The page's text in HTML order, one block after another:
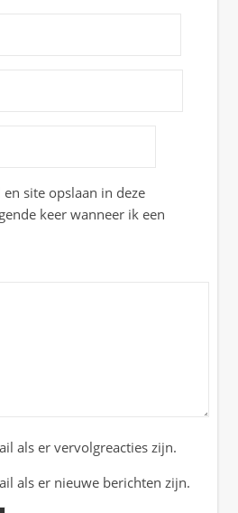
site opslaan in deze
keer wanneer ik een
als er vervolgreacties zijn.
als er nieuwe berichten zijn.